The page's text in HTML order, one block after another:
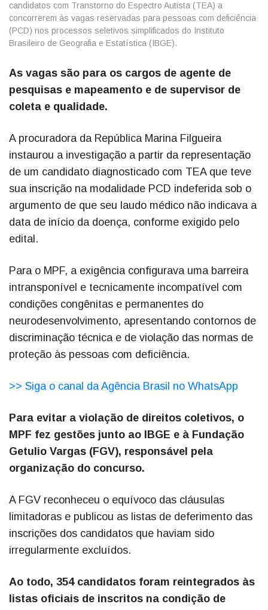
candidatos com Transtorno do Espectro Autista (TEA) a
concorrerem às vagas reservadas para pessoas com deficiência
(PCD) nos processos seletivos simplificados do Instituto
Brasileiro de Geografia e Estatística (IBGE).
As vagas são para os cargos de agente de
pesquisas e mapeamento e de supervisor de
coleta e qualidade.
A procuradora da República Marina Filgueira
instaurou a investigação a partir da representação
de um candidato diagnosticado com TEA que teve
sua inscrição na modalidade PCD indeferida sob o
argumento de que seu laudo médico não indicava a
data de início da doença, conforme exigido pelo
edital.
Para o MPF, a exigência configurava uma barreira
intransponível e tecnicamente incompatível com
condições congênitas e permanentes do
neurodesenvolvimento, apresentando contornos de
discriminação técnica e de violação das normas de
proteção às pessoas com deficiência.
>> Siga o canal da Agência Brasil no WhatsApp
Para evitar a violação de direitos coletivos, o
MPF fez gestões junto ao IBGE e à Fundação
Getulio Vargas (FGV), responsável pela
organização do concurso.
A FGV reconheceu o equívoco das cláusulas
limitadoras e publicou as listas de deferimento das
inscrições dos candidatos que haviam sido
irregularmente excluídos.
Ao todo, 354 candidatos foram reintegrados às
listas oficiais de inscritos na condição de